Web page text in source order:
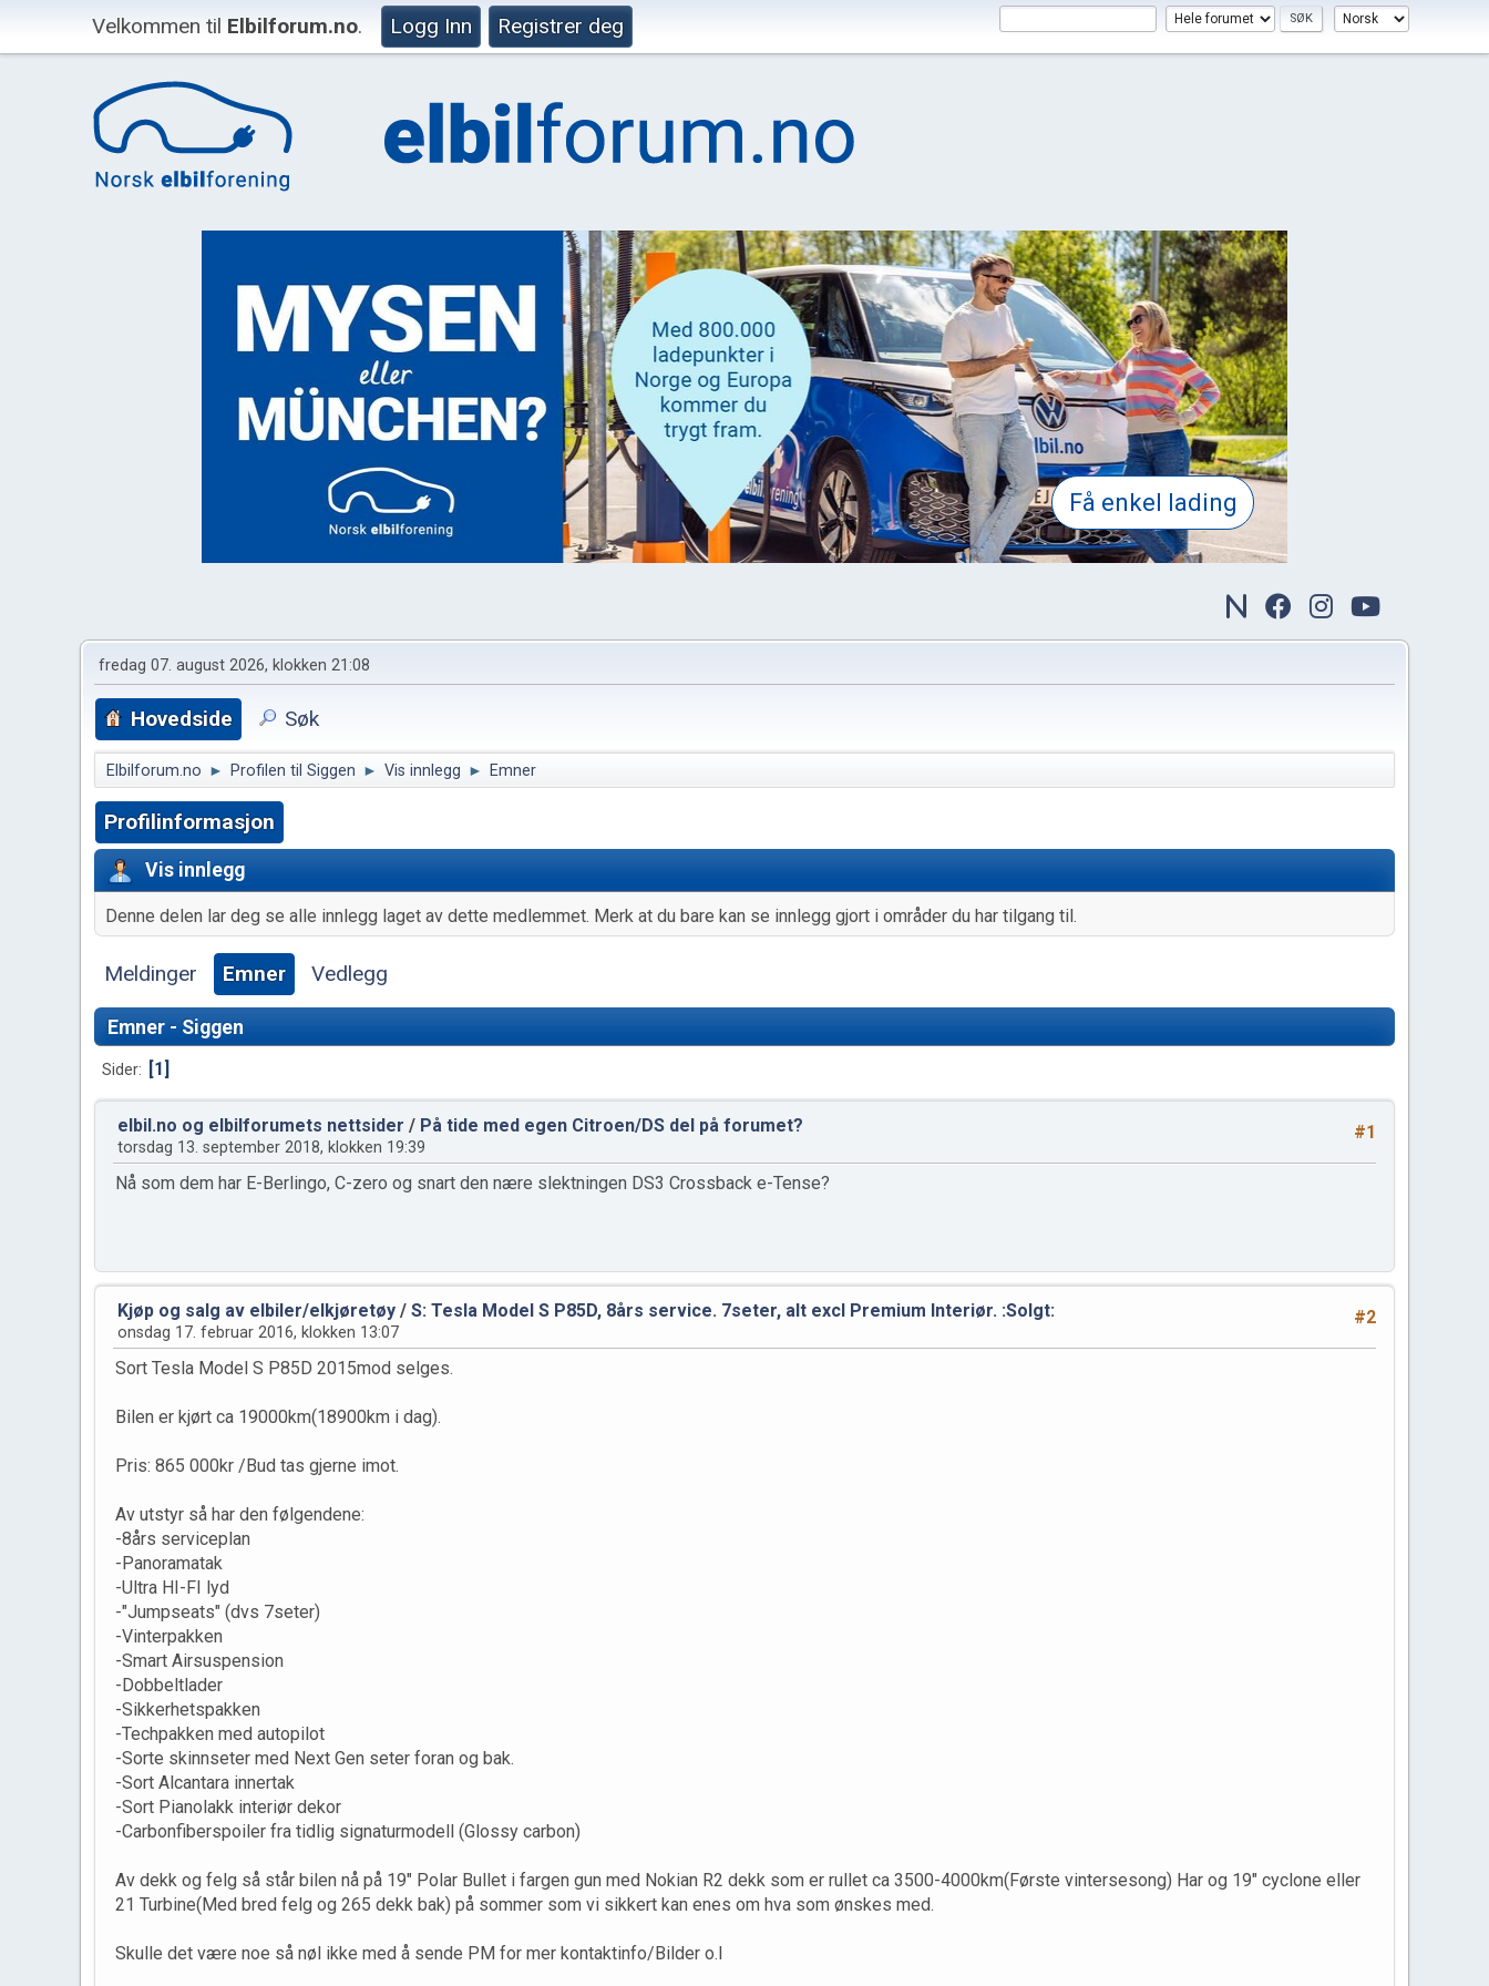
Velkommen til Elbilforum.no. Logg Inn Registrer deg
fredag 07. august 2026, klokken 21:08
Hovedside Søk
Elbilforum.no ► Profilen til Siggen ► Vis innlegg ► Emner
Profilinformasjon
Vis innlegg
Denne delen lar deg se alle innlegg laget av dette medlemmet. Merk at du bare kan se innlegg gjort i områder du har tilgang til.
Meldinger Emner Vedlegg
Emner - Siggen
Sider 1
#1
elbil.no og elbilforumets nettsider / På tide med egen Citroen/DS del på forumet?
torsdag 13. september 2018, klokken 19:39
Nå som dem har E-Berlingo, C-zero og snart den nære slektningen DS3 Crossback e-Tense?
#2
Kjøp og salg av elbiler/elkjøretøy / S: Tesla Model S P85D, 8års service. 7seter, alt excl Premium Interiør. :Solgt:
onsdag 17. februar 2016, klokken 13:07
Sort Tesla Model S P85D 2015mod selges.
Bilen er kjørt ca 19000km(18900km i dag).
Pris: 865 000kr /Bud tas gjerne imot.
Av utstyr så har den følgendene:
-8års serviceplan
-Panoramatak
-Ultra HI-FI lyd
-"Jumpseats" (dvs 7seter)
-Vinterpakken
-Smart Airsuspension
-Dobbeltlader
-Sikkerhetspakken
-Techpakken med autopilot
-Sorte skinnseter med Next Gen seter foran og bak.
-Sort Alcantara innertak
-Sort Pianolakk interiør dekor
-Carbonfiberspoiler fra tidlig signaturmodell (Glossy carbon)
Av dekk og felg så står bilen nå på 19" Polar Bullet i fargen gun med Nokian R2 dekk som er rullet ca 3500-4000km(Første vintersesong) Har og 19" cyclone eller
21 Turbine(Med bred felg og 265 dekk bak) på sommer som vi sikkert kan enes om hva som ønskes med.
Skulle det være noe så nøl ikke med å sende PM for mer kontaktinfo/Bilder o.l